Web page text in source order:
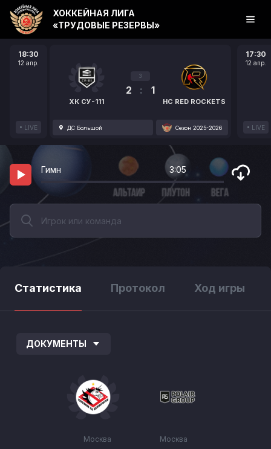
18:30
12 апр.
LIVE
ХК СУ-111
3
2 : 1
HC RED ROCKETS
ДС Большой Сезон 2025-2026
17:30
12 апр.
LIVE
ХОККЕЙНАЯ ЛИГА
«ТРУДОВЫЕ РЕЗЕРВЫ»
Гимн 3:05
Статистика Протокол Ход игры
ДОКУМЕНТЫ
Москва Москва